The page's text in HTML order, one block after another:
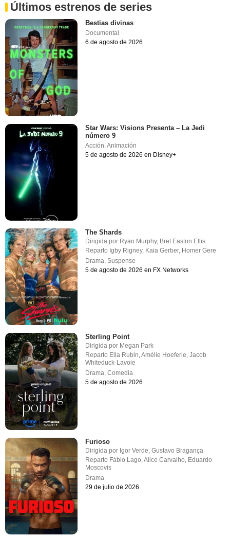
Últimos estrenos de series
Bestias divinas
Documental
6 de agosto de 2026
Star Wars: Visions Presenta – La Jedi
número 9
Acción ,Animación
5 de agosto de 2026 en Disney+
The Shards
Dirigida por Ryan Murphy, Bret Easton Ellis
Reparto Igby Rigney, Kaia Gerber, Homer Gere
Drama,Suspense
5 de agosto de 2026 en FX Networks
Sterling Point
Dirigida por Megan Park
Reparto Ella Rubin,Amélie Hoeferle,Jacob
Whiteduck-Lavoie
Drama,Comedia
5 de agosto de 2026
Furioso
Dirigida por Igor Verde ,Gustavo Bragança
Reparto Fábio Lago ,Alice Carvalho Eduardo
Moscovis
Drama
29 de julio de 2026